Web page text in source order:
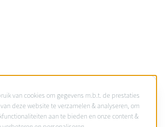
van cookies om gegevens m.b.t. de prestaties
deze website te verzamelen & analyseren, om
aan te bieden en onze content &